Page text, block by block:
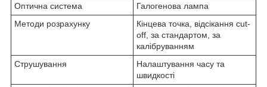
Оптична система
Галогенова лампа
Методи розрахунку
Кінцева точка, відсікання cut-
off, за стандартом, за
калібруванням
Струшування
Налаштування часу та
швидкості